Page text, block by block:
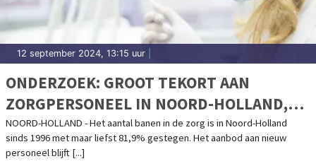
12 september 2024, 13:15 uur
ONDERZOEK: GROOT TEKORT AAN
ZORGPERSONEEL IN NOORD-HOLLAND,
3,7 VACATURES PER WERKZOEKENDE
ZORGMEDEWERKER
NOORD-HOLLAND - Het aantal banen in de zorg is in Noord-Holland
sinds 1996 met maar liefst 81,9% gestegen. Het aanbod aan nieuw
personeel blijft [...]